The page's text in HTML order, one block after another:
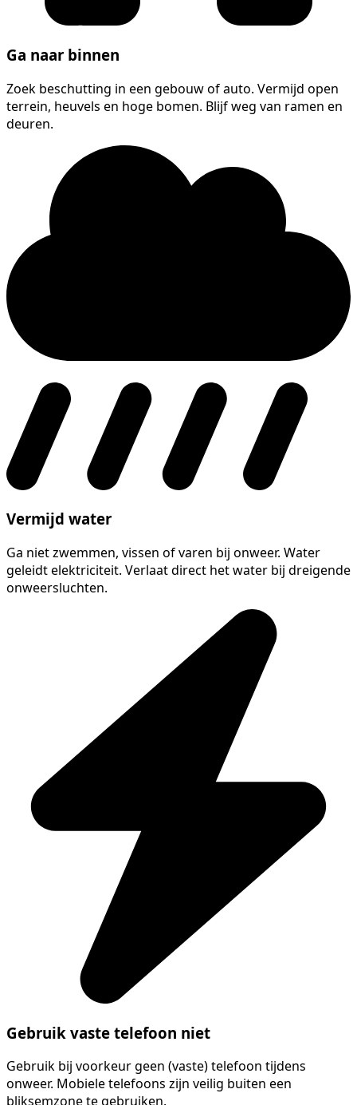
Ga naar binnen
Zoek beschutting in een gebouw of auto. Vermijd open
terrein, heuvels en hoge bomen. Blijf weg van ramen en
deuren.
Vermijd water
Ga niet zwemmen, vissen of varen bij onweer. Water
geleidt elektriciteit. Verlaat direct het water bij dreigende
onweersluchten.
Gebruik vaste telefoon niet
Gebruik bij voorkeur geen (vaste) telefoon tijdens
onweer. Mobiele telefoons zijn veilig buiten een
bliksemzone te gebruiken.